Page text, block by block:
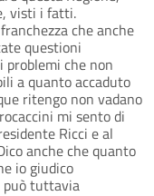
visti i fatti.
che anche
questioni
problemi che non
a quanto accaduto
ritengo non vadano
mi sento di
Ricci e al
anche che quanto
io giudico
può tuttavia